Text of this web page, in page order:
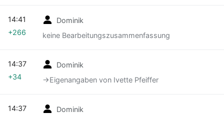
Dominik
keine Bearbeitungszusammenfassung
14:41
+266
Dominik
→‎Eigenangaben von Ivette Pfeiffer
14:37
+34
Dominik
14:37